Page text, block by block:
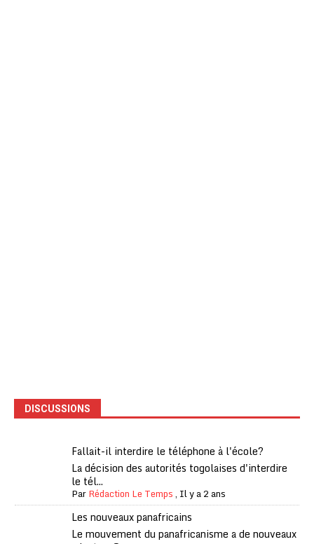
DISCUSSIONS
Fallait-il interdire le téléphone à l'école?
La décision des autorités togolaises d'interdire
le tél...
ParRédaction Le Temps, Il y a 2 ans
Les nouveaux panafricains
Le mouvement du panafricanisme a de nouveaux